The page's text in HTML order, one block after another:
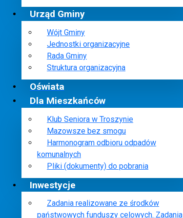
Urząd Gminy
Wójt Gminy
Jednostki organizacyjne
Rada Gminy
Struktura organizacyjna
Oświata
Dla Mieszkańców
Klub Seniora w Troszynie
Mazowsze bez smogu
Harmonogram odbioru odpadów
komunalnych
Pliki (dokumenty) do pobrania
Inwestycje
Zadania realizowane ze środków
państwowych funduszy celowych. Zadania